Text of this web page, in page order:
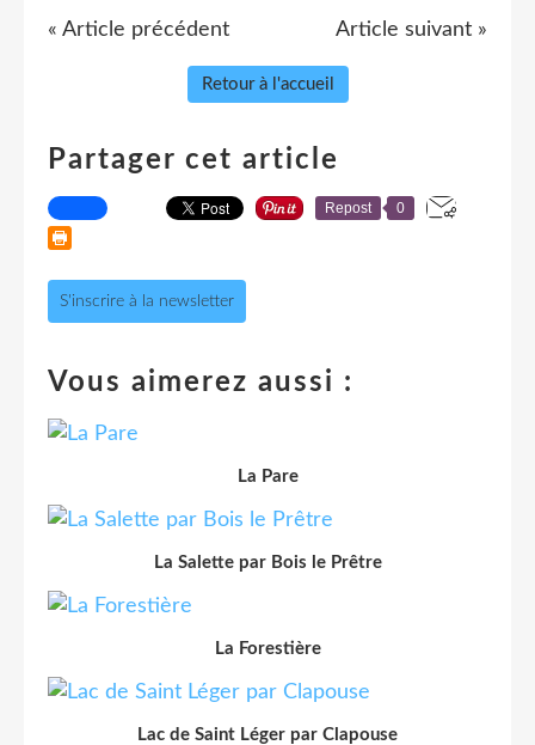
« Article précédent Article suivant »
Retour à l'accueil
Partager cet article
Repost 0
S'inscrire à la newsletter
Vous aimerez aussi :
La Pare
La Salette par Bois le Prêtre
La Forestière
Lac de Saint Léger par Clapouse